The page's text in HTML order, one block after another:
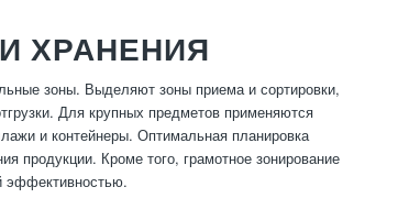
ХРАНЕНИЯ
зоны. Выделяют зоны приема и сортировки,
Для крупных предметов применяются
и контейнеры. Оптимальная планировка
продукции. Кроме того, грамотное зонирование
эффективностью.